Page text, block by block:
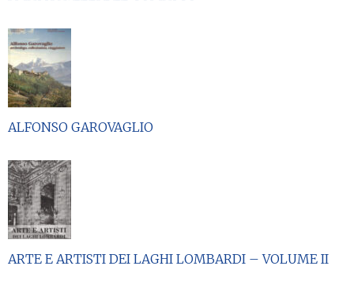
ALFONSO GAROVAGLIO
ARTE E ARTISTI DEI LAGHI LOMBARDI – VOLUME II